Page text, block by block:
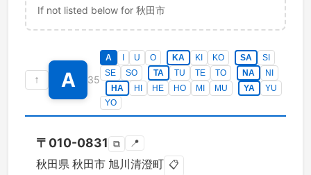
If not listed below for 秋田市
↑ A 35
A U O KA KI KO SA
SI
SE
SO TA TU TE TO NA
NI
HA
HI HE HO MI MU YA
YU
YO
〒 010-0831 ⧉ 📍
秋田県 秋田市 旭川清澄町 📋